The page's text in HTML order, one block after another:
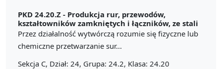
PKD 24.20.Z - Produkcja rur, przewodów,
kształtowników zamkniętych i łączników, ze stali
Przez działalność wytwórczą rozumie się fizyczne lub
chemiczne przetwarzanie sur...
Sekcja C, Dział: 24, Grupa: 24.2, Klasa: 24.20